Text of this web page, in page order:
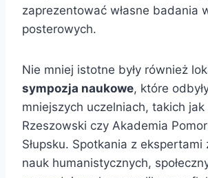
zaprezentować własne badania
posterowych.
Nie mniej istotne były również
sympozja naukowe, które
mniejszych uczelniach, takich
Rzeszowski czy Akademia
Słupsku. Spotkania z ekspertami
nauk humanistycznych,